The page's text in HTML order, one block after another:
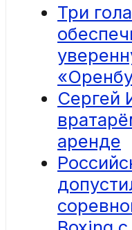
Три
Сергей
аренде